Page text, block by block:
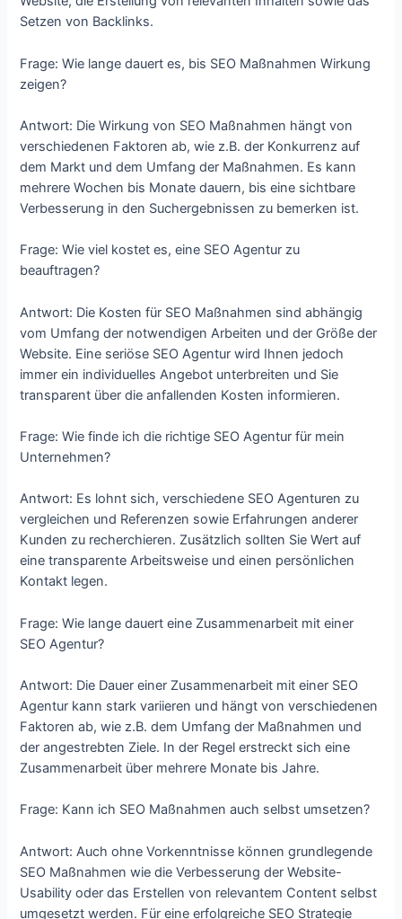
Setzen von Backlinks.
Frage: Wie lange dauert es, bis SEO Maßnahmen Wirkung
zeigen?
Antwort: Die Wirkung von SEO Maßnahmen hängt von
verschiedenen Faktoren ab, wie z.B. der Konkurrenz auf
dem Markt und dem Umfang der Maßnahmen. Es kann
mehrere Wochen bis Monate dauern, bis eine sichtbare
Verbesserung in den Suchergebnissen zu bemerken ist.
Frage: Wie viel kostet es, eine SEO Agentur zu
beauftragen?
Antwort: Die Kosten für SEO Maßnahmen sind abhängig
vom Umfang der notwendigen Arbeiten und der Größe der
Website. Eine seriöse SEO Agentur wird Ihnen jedoch
immer ein individuelles Angebot unterbreiten und Sie
transparent über die anfallenden Kosten informieren.
Frage: Wie finde ich die richtige SEO Agentur für mein
Unternehmen?
Antwort: Es lohnt sich, verschiedene SEO Agenturen zu
vergleichen und Referenzen sowie Erfahrungen anderer
Kunden zu recherchieren. Zusätzlich sollten Sie Wert auf
eine transparente Arbeitsweise und einen persönlichen
Kontakt legen.
Frage: Wie lange dauert eine Zusammenarbeit mit einer
SEO Agentur?
Antwort: Die Dauer einer Zusammenarbeit mit einer SEO
Agentur kann stark variieren und hängt von verschiedenen
Faktoren ab, wie z.B. dem Umfang der Maßnahmen und
der angestrebten Ziele. In der Regel erstreckt sich eine
Zusammenarbeit über mehrere Monate bis Jahre.
Frage: Kann ich SEO Maßnahmen auch selbst umsetzen?
Antwort: Auch ohne Vorkenntnisse können grundlegende
SEO Maßnahmen wie die Verbesserung der Website-
Usability oder das Erstellen von relevantem Content selbst
umgesetzt werden. Für eine erfolgreiche SEO Strategie